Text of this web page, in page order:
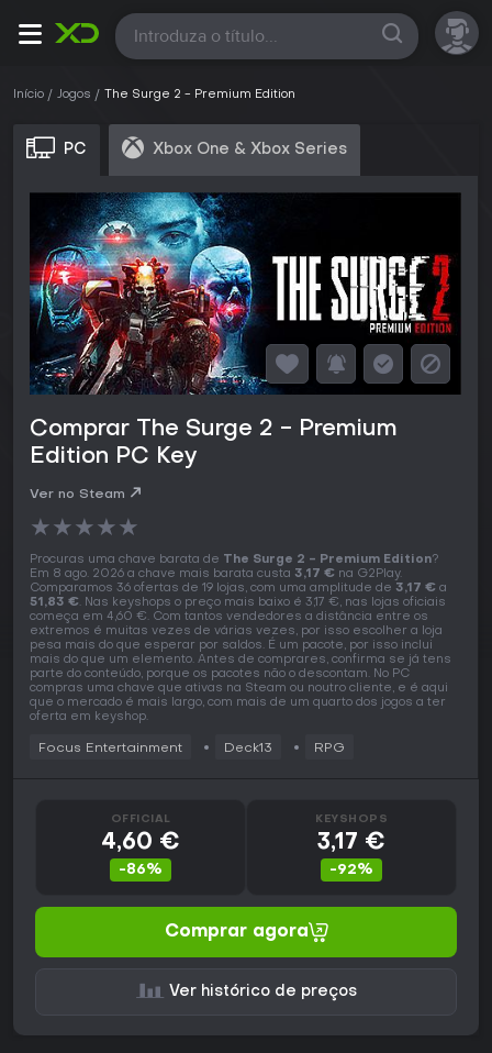
Todas
Início Jogos The Surge 2 - Premium Edition
PC Xbox One & Xbox Series
Comprar The Surge 2 - Premium
Edition PC Key
Ver no Steam
★★★★★
Procuras uma chave barata de The Surge 2 - Premium Edition?
Em 8 ago. 2026 a chave mais barata custa 3,17 € na G2Play.
Comparamos 36 ofertas de 19 lojas, com uma amplitude de 3,17 € a
51,83 €. Nas keyshops o preço mais baixo é 3,17 €, nas lojas oficiais
começa em 4,60 €. Com tantos vendedores a distância entre os
extremos é muitas vezes de várias vezes, por isso escolher a loja
pesa mais do que esperar por saldos. É um pacote, por isso inclui
mais do que um elemento. Antes de comprares, confirma se já tens
parte do conteúdo, porque os pacotes não o descontam. No PC
compras uma chave que ativas na Steam ou noutro cliente, e é aqui
que o mercado é mais largo, com mais de um quarto dos jogos a ter
oferta em keyshop.
Focus Entertainment Deck13 RPG
OFFICIAL
4,60 €
-86%
KEYSHOPS
3,17 €
-92%
Comprar agora
Ver histórico de preços